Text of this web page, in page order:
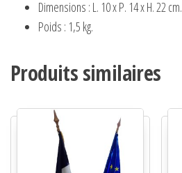
Dimensions : L. 10 x P. 14 x H. 22 cm.
Poids : 1,5 kg.
Produits similaires